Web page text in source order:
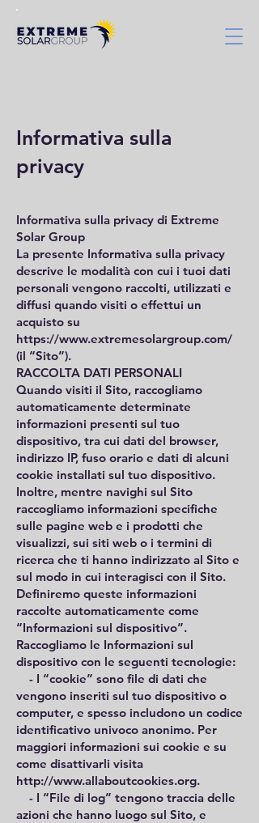
Informativa sulla
privacy
Informativa sulla privacy di Extreme
Solar Group
La presente Informativa sulla privacy
descrive le modalità con cui i tuoi dati
personali vengono raccolti, utilizzati e
diffusi quando visiti o effettui un
acquisto su
https://www.extremesolargroup.com/
(il “Sito”).
RACCOLTA DATI PERSONALI
Quando visiti il Sito, raccogliamo
automaticamente determinate
informazioni presenti sul tuo
dispositivo, tra cui dati del browser,
indirizzo IP, fuso orario e dati di alcuni
cookie installati sul tuo dispositivo.
Inoltre, mentre navighi sul Sito
raccogliamo informazioni specifiche
sulle pagine web e i prodotti che
visualizzi, sui siti web o i termini di
ricerca che ti hanno indirizzato al Sito e
sul modo in cui interagisci con il Sito.
Definiremo queste informazioni
raccolte automaticamente come
“Informazioni sul dispositivo”.
Raccogliamo le Informazioni sul
dispositivo con le seguenti tecnologie:
- I “cookie” sono file di dati che
vengono inseriti sul tuo dispositivo o
computer, e spesso includono un codice
identificativo univoco anonimo. Per
maggiori informazioni sui cookie e su
come disattivarli visita
http://www.allaboutcookies.org.
- I “File di log” tengono traccia delle
azioni che hanno luogo sul Sito, e